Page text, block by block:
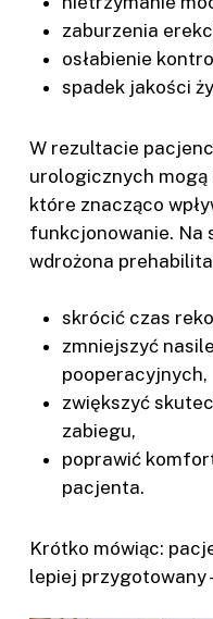
zaburzenia
osłabienie
spadek jakości
W rezultacie
urologicznych mogą
które znacząco
funkcjonowanie. Na
wdrożona
skrócić czas
zmniejszyć
pooperacyjnych,
zwiększyć
zabiegu,
poprawić
pacjenta.
Krótko mówiąc:
lepiej przygotowany